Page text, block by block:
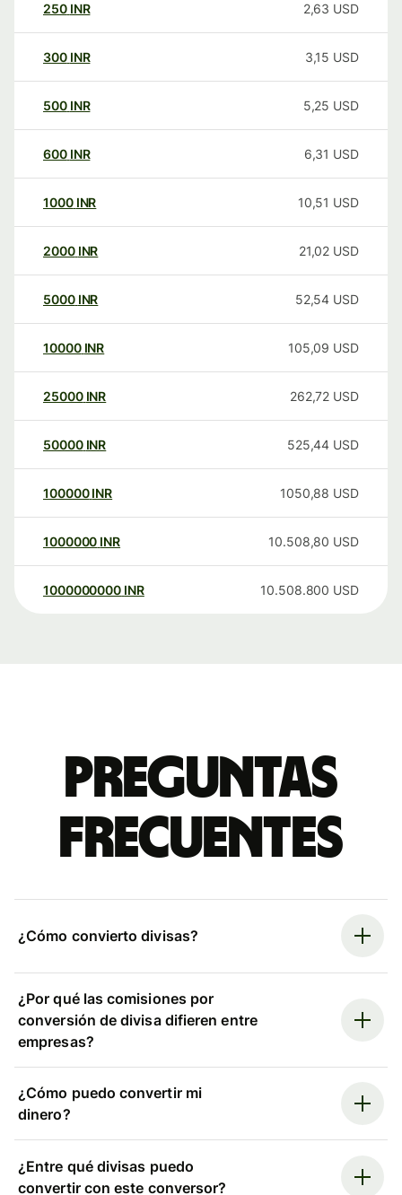
250 INR 2,63 USD
300 INR 3,15 USD
500 INR 5,25 USD
600 INR 6,31 USD
1000 INR 10,51 USD
2000 INR 21,02 USD
5000 INR 52,54 USD
10000 INR 105,09 USD
25000 INR 262,72 USD
50000 INR 525,44 USD
100000 INR 1050,88 USD
1000000 INR 10.508,80 USD
1000000000 INR 10.508.800 USD
Preguntas
frecuentes
¿Cómo convierto divisas?
¿Por qué las comisiones por
conversión de divisa difieren entre
empresas?
¿Cómo puedo convertir mi
dinero?
¿Entre qué divisas puedo
convertir con este conversor?